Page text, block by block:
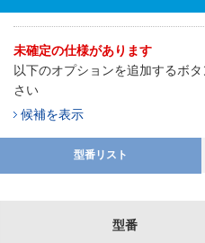
未確定の仕様があります
以下のオプションを追加するボ
さい
候補を表示
型番リスト
型番